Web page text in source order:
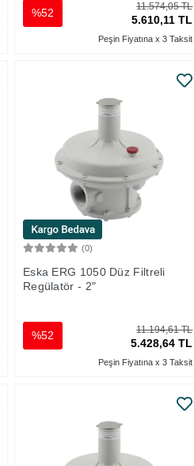
11.574,05 TL
5.610,11 TL
%52
Peşin Fiyatına x 3 Taksit
(0)
Eska ERG 1050 Düz Filtreli
Regülatör - 2"
11.194,61 TL
5.428,64 TL
%52
Peşin Fiyatına x 3 Taksit